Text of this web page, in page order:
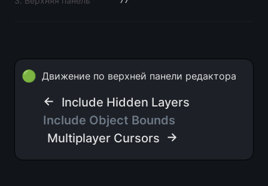
🟢 Движение по верхней панели редактора
←
Include Hidden Layers
Include Object Bounds
Multiplayer Cursors →